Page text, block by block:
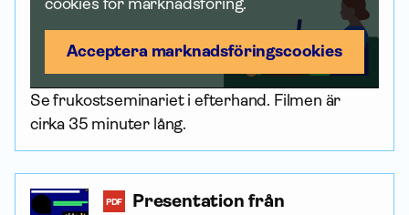
cookies för marknadsföring.
Acceptera marknadsförings­cookies
Se frukostseminariet i efterhand. Filmen är
cirka 35 minuter lång.
PDF
Presentation från